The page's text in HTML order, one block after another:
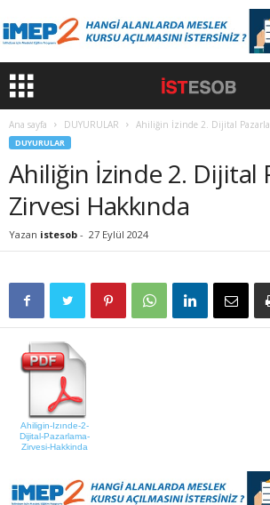
Ana sayfa DUYURULAR Ahiliğin İzinde 2. Dijital
DUYURULAR
Ahiliğin İzinde 2. Dijital
Zirvesi Hakkında
Yazan istesob - 27 Eylül 2024
Ahiligin-Izınde-2-
Dijital-Pazarlama-
Zirvesi-Hakkinda